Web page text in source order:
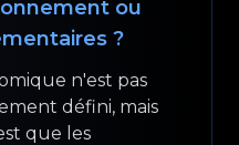
ou
?
n'est pas
défini, mais
que les